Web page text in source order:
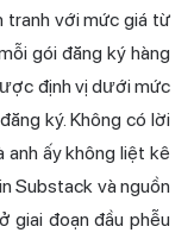
tranh với mức giá từ
gói đăng ký hàng
định vị dưới mức
ký. Không có lời
anh ấy không liệt kê
Substack và nguồn
giai đoạn đầu phễu